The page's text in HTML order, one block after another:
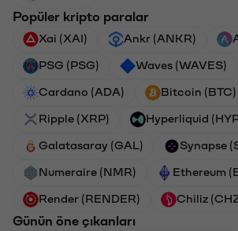
Popüler kripto paralar
Xai (XAI) Ankr (ANKR)
PSG (PSG) Waves (WAVES)
Cardano (ADA) Bitcoin (BTC)
Ripple (XRP) Hyperliquid
Galatasaray (GAL) Synapse
Numeraire (NMR) Ethereum
Render (RENDER) Chiliz
Günün öne çıkanları